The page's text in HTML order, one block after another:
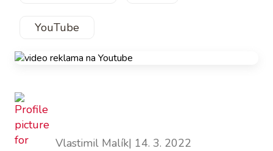
YouTube
Vlastimil Malík| 14. 3. 2022